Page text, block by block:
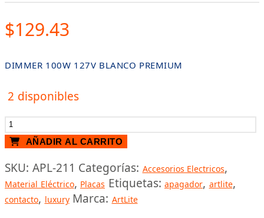
$129.43
DIMMER 100W 127V BLANCO PREMIUM
2 disponibles
DIMMER
100W
127V
BLANCO
PREMIUM
cantidad
AÑADIR AL CARRITO
SKU: APL-211 Categorías: Accesorios Electricos,
Material Eléctrico, Placas Etiquetas: apagador, artlite,
contacto, luxury Marca: ArtLite